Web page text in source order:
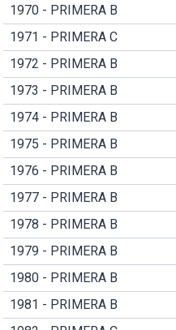
1970 - PRIMERA B
1971 - PRIMERA C
1972 - PRIMERA B
1973 - PRIMERA B
1974 - PRIMERA B
1975 - PRIMERA B
1976 - PRIMERA B
1977 - PRIMERA B
1978 - PRIMERA B
1979 - PRIMERA B
1980 - PRIMERA B
1981 - PRIMERA B